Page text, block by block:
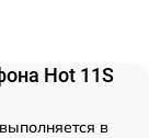
Hot 11S
выполняется в